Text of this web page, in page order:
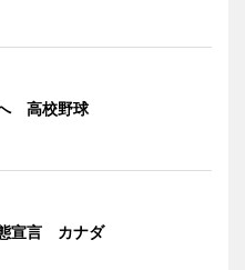
高校野球
宣言 カナダ